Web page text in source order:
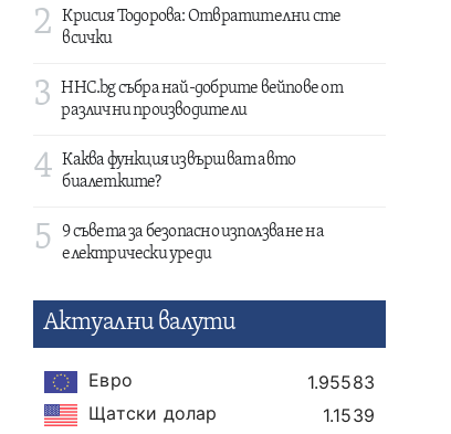
2
Крисия Тодорова: Отвратителни сте
всички
3
HHC.bg събра най-добрите вейпове от
различни производители
4 Каква функция извършват авто
биалетките?
5
9 съвета за безопасно използване на
електрически уреди
Актуални валути
Евро
1.95583
Щатски долар
1.1539